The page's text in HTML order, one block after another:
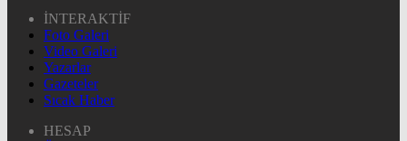
İNTERAKTİF
Foto Galeri
Video Galeri
Yazarlar
Gazeteler
Sıcak Haber
HESAP